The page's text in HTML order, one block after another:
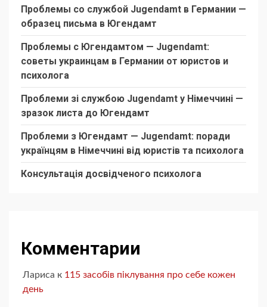
Проблемы со службой Jugendamt в Германии —
образец письма в Югендамт
Проблемы с Югендамтом — Jugendamt:
советы украинцам в Германии от юристов и
психолога
Проблеми зі службою Jugendamt у Німеччині —
зразок листа до Югендамт
Проблеми з Югендамт — Jugendamt: поради
українцям в Німеччині від юристів та психолога
Консультація досвідченого психолога
Комментарии
Лариса к 115 засобів піклування про себе кожен
день